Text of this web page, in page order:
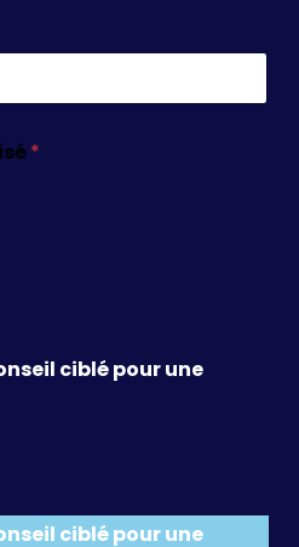
*
ciblé pour une
ciblé pour une